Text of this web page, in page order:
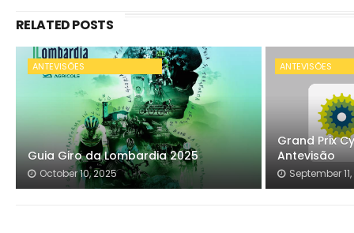
RELATED POSTS
ANTEVISÕES
Guia Giro da Lombardia 2025
October 10, 2025
ANTEVISÕES
Grand Prix
Antevisão
September